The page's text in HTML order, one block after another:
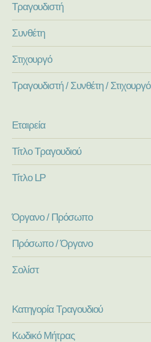
Τραγουδιστή
Συνθέτη
Στιχουργό
Τραγουδιστή / Συνθέτη / Στιχουργό
Εταιρεία
Τίτλο Τραγουδιού
Τίτλο LP
Όργανο / Πρόσωπο
Πρόσωπο / Όργανο
Σολίστ
Κατηγορία Τραγουδιού
Κωδικό Μήτρας